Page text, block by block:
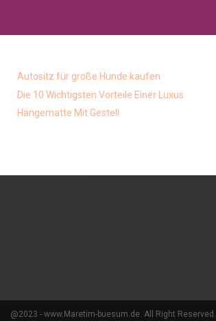
Autositz für große Hunde kaufen
Die 10 Wichtigsten Vorteile Einer Luxus
Hängematte Mit Gestell
@2023 - www.Maretim-buesum.de. All Right Reserved.